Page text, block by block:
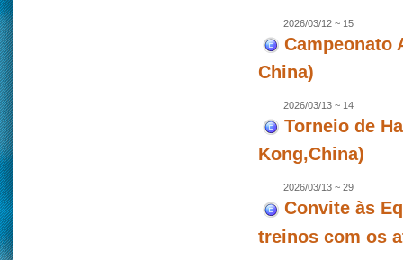
2026/03/12 ~ 15
Campeonato
China)
2026/03/13 ~ 14
Torneio de
Kong,China)
2026/03/13 ~ 29
Convite às
treinos com os